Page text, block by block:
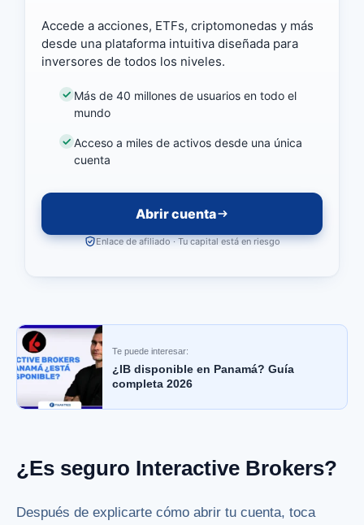
Accede a acciones, ETFs, criptomonedas y más
desde una plataforma intuitiva diseñada para
inversores de todos los niveles.
Más de 40 millones de usuarios en todo el
mundo
Acceso a miles de activos desde una única
cuenta
Abrir cuenta
Enlace de afiliado · Tu capital está en riesgo
Te puede interesar:
¿IB disponible en Panamá? Guía
completa 2026
¿Es seguro Interactive Brokers?
Después de explicarte cómo abrir tu cuenta, toca